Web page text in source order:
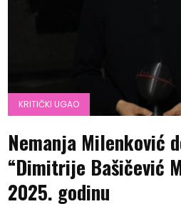
KRITIČKI UGAO
Nemanja Milenković
“Dimitrije Bašičević
2025. godinu